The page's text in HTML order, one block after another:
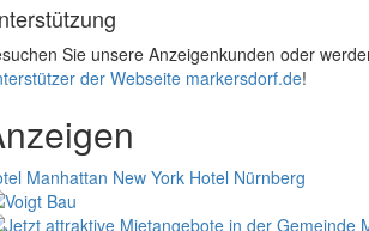
Sie unsere Anzeigenkunden oder
der Webseite markersdorf.de!
Manhattan New York Hotel Nürnberg